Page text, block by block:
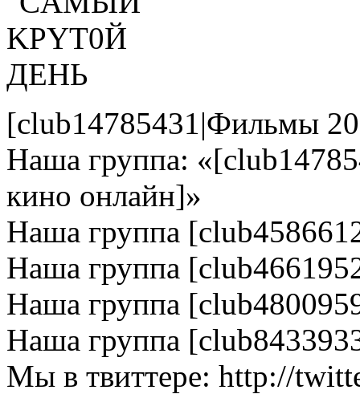
[club14785431|Фильмы
Наша группа:
кино онлайн]»
Наша группа
Наша группа
Наша группа
Наша группа
Мы в твиттере: http://